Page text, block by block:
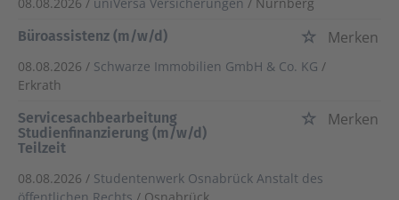
08.08.2026 / uniVersa Versicherungen / Nürnberg
Büroassistenz (m/w/d)
Merken
08.08.2026 / Schwarze Immobilien GmbH & Co. KG /
Erkrath
Servicesachbearbeitung
Studienfinanzierung (m/w/d)
Teilzeit
Merken
08.08.2026 / Studentenwerk Osnabrück Anstalt des